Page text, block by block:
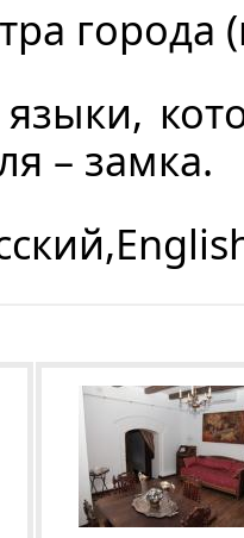
города
– замка.